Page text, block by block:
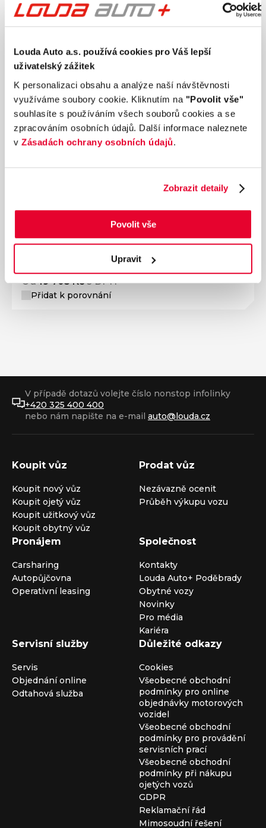
Louda Auto a.s. používá cookies pro Váš lepší
uživatelský zážitek
K personalizaci obsahu a analýze naší návštěvnosti
využíváme soubory cookie. Kliknutím na "Povolit vše"
souhlasíte s používáním všech souborů cookies a se
zpracováním osobních údajů. Další informace naleznete
v Zásadách ochrany osobních údajů.
Zobrazit detaily
Povolit vše
Upravit
VOLKSWAGEN Passat R-Line 2,0 TSI 150 kW
Výkon
Palivo
Převodovka
Automatická
Od19 703 Kčs DPH
Přidat k porovnání
V případě dotazů volejte číslo nonstop infolinky
+420 325 400 400
nebo nám napište na e-mail auto@louda.cz
Koupit vůz
Koupit nový vůz
Koupit ojetý vůz
Koupit užitkový vůz
Koupit obytný vůz
Prodat vůz
Nezávazně ocenit
Průběh výkupu vozu
Pronájem
Carsharing
Autopůjčovna
Operativní leasing
Společnost
Kontakty
Louda Auto+ Poděbrady
Obytné vozy
Novinky
Pro média
Kariéra
Servisní služby
Servis
Objednání online
Odtahová služba
Důležité odkazy
Cookies
Všeobecné obchodní
podmínky pro online
objednávky motorových
vozidel
Všeobecné obchodní
podmínky pro provádění
servisních prací
Všeobecné obchodní
podmínky při nákupu
ojetých vozů
GDPR
Reklamační řád
Mimosoudní řešení